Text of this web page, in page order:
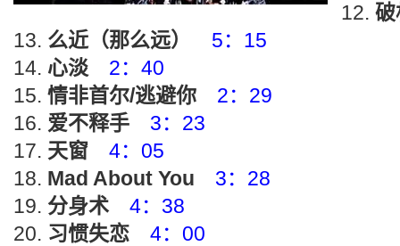
破
么近（那么远）
5：15
心淡
2：40
情非首尔/逃避你
2：29
爱不释手
3：23
天窗
4：05
Mad About You
3：28
分身术
4：38
习惯失恋
4：00